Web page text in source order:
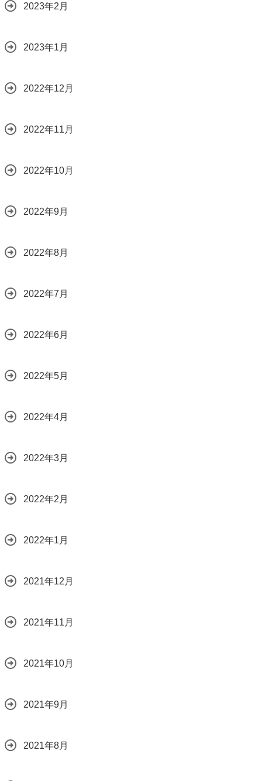
2023年2月
2023年1月
2022年12月
2022年11月
2022年10月
2022年9月
2022年8月
2022年7月
2022年6月
2022年5月
2022年4月
2022年3月
2022年2月
2022年1月
2021年12月
2021年11月
2021年10月
2021年9月
2021年8月